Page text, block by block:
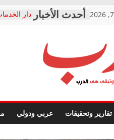
دار
معاناة
فرحات
حزب
صور ..
الوزاري
إنشاء
تقارير وتحقيقات عربي ودولي